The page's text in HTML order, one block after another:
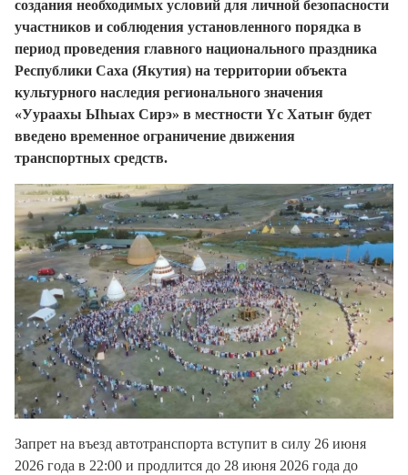
создания необходимых условий для личной безопасности
участников и соблюдения установленного порядка в
период проведения главного национального праздника
Республики Саха (Якутия) на территории объекта
культурного наследия регионального значения
«Уураахы Ыһыах Сирэ» в местности Үс Хатыҥ будет
введено временное ограничение движения
транспортных средств.
Запрет на въезд автотранспорта вступит в силу 26 июня
2026 года в 22:00 и продлится до 28 июня 2026 года до